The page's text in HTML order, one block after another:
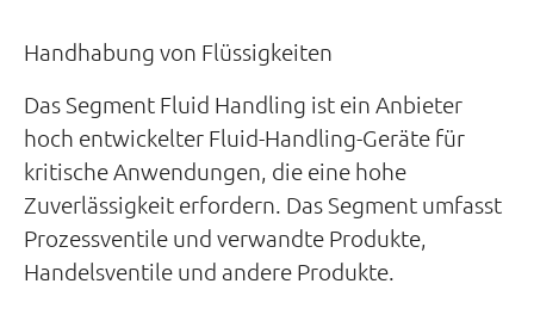
Handhabung von Flüssigkeiten
Das Segment Fluid Handling ist ein Anbieter
hoch entwickelter Fluid-Handling-Geräte für
kritische Anwendungen, die eine hohe
Zuverlässigkeit erfordern. Das Segment umfasst
Prozessventile und verwandte Produkte,
Handelsventile und andere Produkte.